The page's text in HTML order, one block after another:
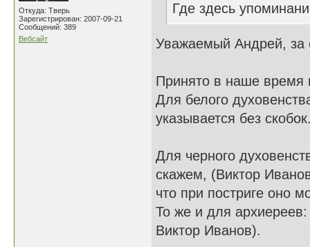
Откуда: Тверь
Зарегистрирован: 2007-09-21
Сообщений: 389
Вебсайт
Где здесь
Уважаемый Андрей, за
Принято в наше время
Для белого
указывается без
Для черного
скажем, (Виктор
что при постриге оно
То же и для
Виктор Иванов).